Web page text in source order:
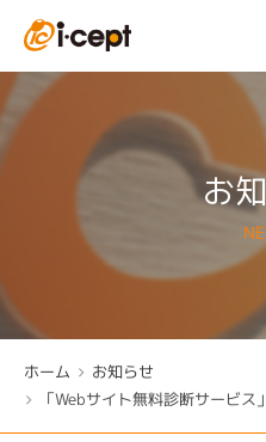
お
ホーム お知らせ
「Webサイト無料診断サービ